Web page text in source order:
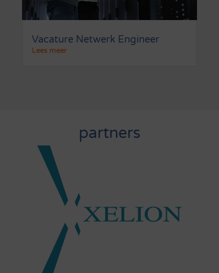
Vacature Netwerk Engineer
Lees meer
partners